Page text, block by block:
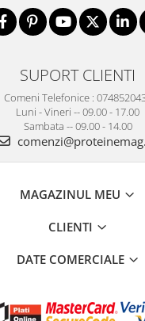
SUPORT CLIENTI
Comeni Telefonice :
Luni - Vineri -- 09.00 - 17.00
Sambata -- 09.00 - 14.00
MAGAZINUL MEU
CLIENTI
DATE COMERCIALE